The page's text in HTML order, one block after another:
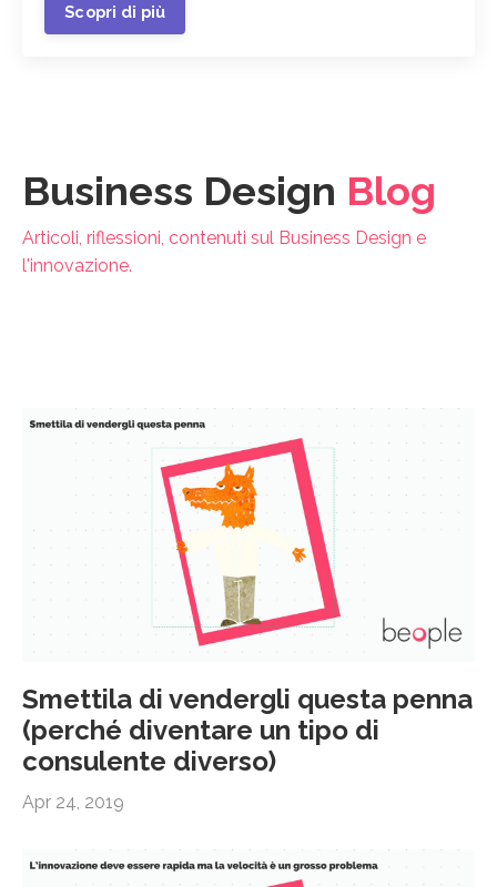
Scopri di più
Business Design Blog
Articoli, riflessioni, contenuti sul Business Design e
l'innovazione.
Smettila di vendergli questa penna
(perché diventare un tipo di
consulente diverso)
Apr 24, 2019